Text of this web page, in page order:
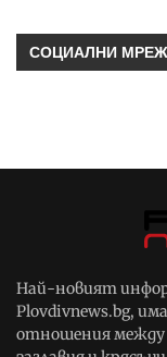
СОЦИАЛНИ
Най-новият
Plovdivnews.bg,
отношения между